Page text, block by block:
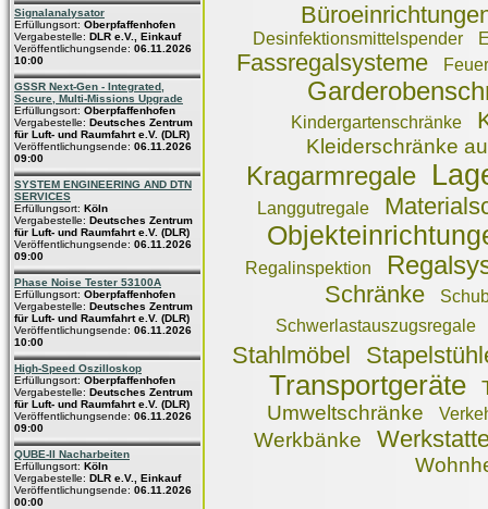
Signalanalysator
Erfüllungsort: Oberpfaffenhofen
Vergabestelle: DLR e.V., Einkauf
Veröffentlichungsende: 06.11.2026
10:00
GSSR Next-Gen - Integrated,
Secure, Multi-Missions Upgrade
Erfüllungsort: Oberpfaffenhofen
Vergabestelle: Deutsches Zentrum
für Luft- und Raumfahrt e.V. (DLR)
Veröffentlichungsende: 06.11.2026
09:00
SYSTEM ENGINEERING AND DTN
SERVICES
Erfüllungsort: Köln
Vergabestelle: Deutsches Zentrum
für Luft- und Raumfahrt e.V. (DLR)
Veröffentlichungsende: 06.11.2026
09:00
Phase Noise Tester 53100A
Erfüllungsort: Oberpfaffenhofen
Vergabestelle: Deutsches Zentrum
für Luft- und Raumfahrt e.V. (DLR)
Veröffentlichungsende: 06.11.2026
10:00
High-Speed Oszilloskop
Erfüllungsort: Oberpfaffenhofen
Vergabestelle: Deutsches Zentrum
für Luft- und Raumfahrt e.V. (DLR)
Veröffentlichungsende: 06.11.2026
09:00
QUBE-II Nacharbeiten
Erfüllungsort: Köln
Vergabestelle: DLR e.V., Einkauf
Veröffentlichungsende: 06.11.2026
00:00
Desinfektionsmittelspender
Fassregalsysteme
Kindergartenschränke
Kleiderschränke
Kragarmregale
Langgutregale
Regalinspektion
Schränke
Schwerlastauszugsregale
Stahlmöbel
Transportgeräte
Umweltschränke
Werkbänke